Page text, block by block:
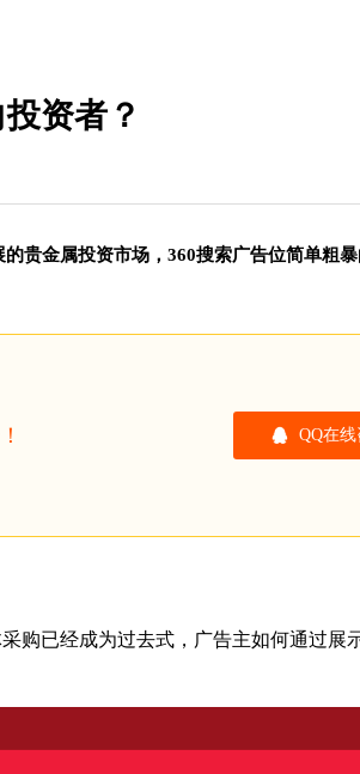
资者？
贵金属投资市场，360搜索广告位简单粗
QQ在线
购已经成为过去式，广告主如何通过展